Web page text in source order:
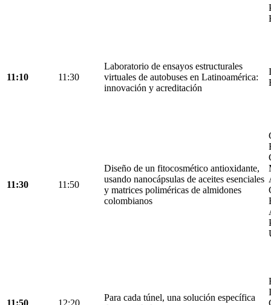
11:10 11:30
Laboratorio de ensayos estructurales
virtuales de autobuses en Latinoamérica:
innovación y acreditación
11:30 11:50
Diseño de un fitocosmético antioxidante,
usando nanocápsulas de aceites esenciales
y matrices poliméricas de almidones
colombianos
11:50 12:20
Para cada túnel, una solución específica